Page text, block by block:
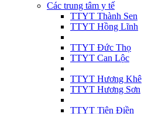
Các trung tâm y tế
TTYT Thành Sen
TTYT Hồng Lĩnh
TTYT Đức Thọ
TTYT Can Lộc
TTYT Hương Khê
TTYT Hương Sơn
TTYT Tiên Điền